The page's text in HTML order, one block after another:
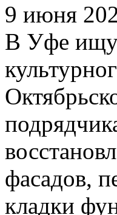
9 июня
В Уфе
фасадов,
кладки